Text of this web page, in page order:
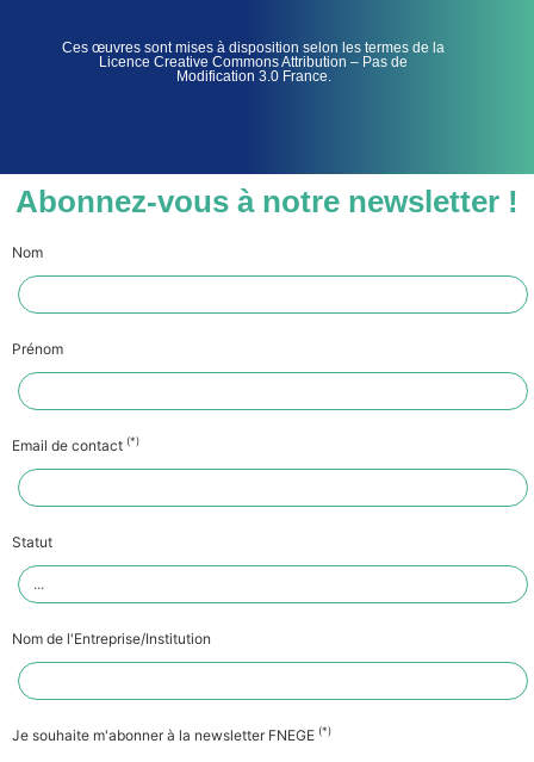
Ces œuvres sont mises à disposition selon les termes de la
Licence Creative Commons Attribution – Pas de
Modification 3.0 France.
Abonnez-vous à notre newsletter !
Nom
Prénom
Email de contact (*)
Statut
Nom de l'Entreprise/Institution
Je souhaite m'abonner à la newsletter FNEGE (*)